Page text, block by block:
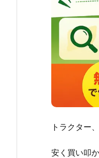
トラクター
安く買い叩